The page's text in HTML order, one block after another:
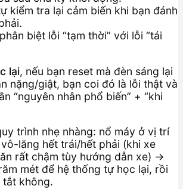
kiểm tra lại cảm biến khi bạn đánh
biệt lỗi “tạm thời” với lỗi “tái
lại, nếu bạn reset mà đèn sáng lại
nặng/giật, bạn coi đó là lỗi thật và
“nguyên nhân phổ biến” + “khi
trình nhẹ nhàng: nổ máy ở vị trí
lăng hết trái/hết phải (khi xe
rất chậm tùy hướng dẫn xe) →
mét để hệ thống tự học lại, rồi
tắt không.